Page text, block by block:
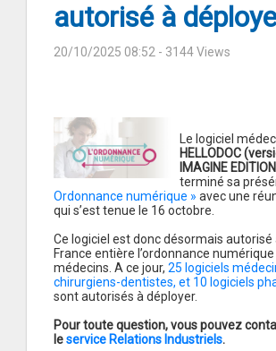
autorisé à
20/10/2025 08:52 - 3144 Views
Le logiciel
HELLODOC
IMAGINE
terminé sa
Ordonnance numérique » avec une
qui s’est tenue le 16 octobre.
Ce logiciel est donc désormais autorisé
France entière l’ordonnance
médecins. A ce jour, 25 logiciels
chirurgiens-dentistes, et 10 logiciels
sont autorisés à déployer.
Pour toute question, vous pouvez
leservice Relations Industriels.